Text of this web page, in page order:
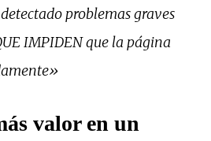
problemas graves
IMPIDEN que la página
valor en un